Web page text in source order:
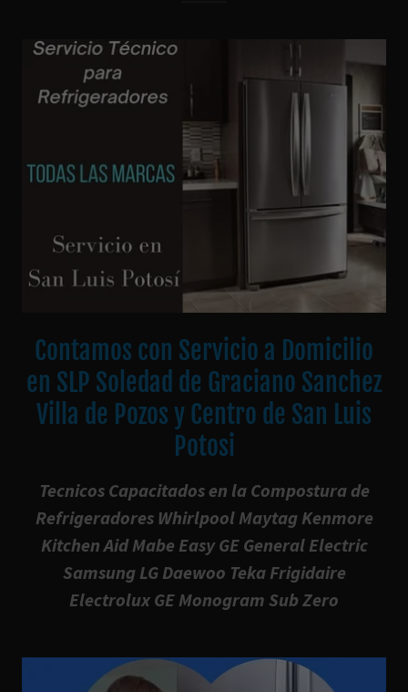
Contamos con Servicio a Domicilio
en SLP Soledad de Graciano Sanchez
Villa de Pozos y Centro de San Luis
Potosi
Tecnicos Capacitados en la Compostura de
Refrigeradores Whirlpool Maytag Kenmore
Kitchen Aid Mabe Easy GE General Electric
Samsung LG Daewoo Teka Frigidaire
Electrolux GE Monogram Sub Zero